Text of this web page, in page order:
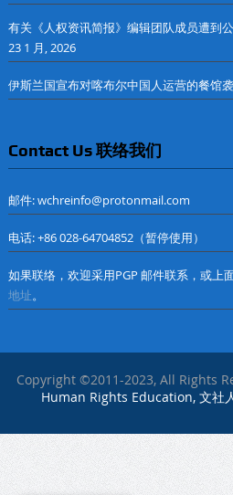
有关《人权资讯简报》编辑团队成员遭到
23 1 月, 2026
伊斯兰国宣布对喀布尔中国人运营的餐馆
Contact Us 联络我们
邮件: wchreinfo@protonmail.com
电话: +86 028-64704852（暂停使用）
如果联络，欢迎采用PGP 邮件联系，或上
地址。
Copyright ©2011-2023, All Rights
Human Rights Education, 文社